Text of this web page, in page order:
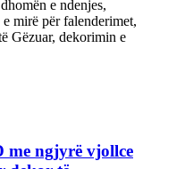
e ndenjes,
mirë për falenderimet,
Gëzuar, dekorimin e
me ngjyrë vjollce